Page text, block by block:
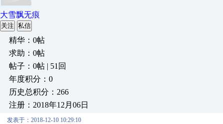
大雪飘无痕
关注 私信
精华：0帖
求助：0帖
帖子：0帖 | 51回
年度积分：0
历史总积分：266
注册：2018年12月06日
发表于：2018-12-10 10:29:10